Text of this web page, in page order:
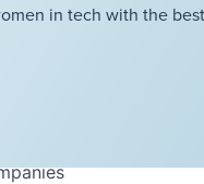
in tech with the